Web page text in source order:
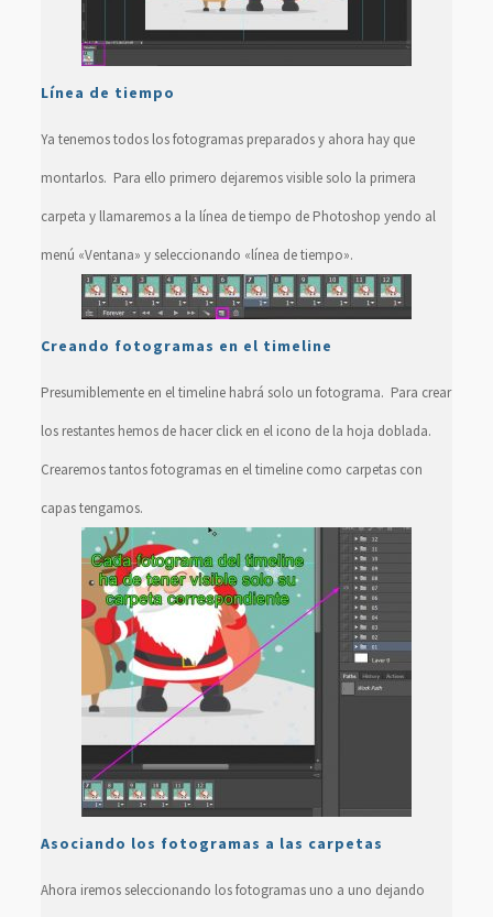
Línea de tiempo
Ya tenemos todos los fotogramas preparados y ahora hay que
montarlos. Para ello primero dejaremos visible solo la primera
carpeta y llamaremos a la línea de tiempo de Photoshop yendo al
menú «Ventana» y seleccionando «línea de tiempo».
Creando fotogramas en el timeline
Presumiblemente en el timeline habrá solo un fotograma. Para crear
los restantes hemos de hacer click en el icono de la hoja doblada.
Crearemos tantos fotogramas en el timeline como carpetas con
capas tengamos.
Asociando los fotogramas a las carpetas
Ahora iremos seleccionando los fotogramas uno a uno dejando